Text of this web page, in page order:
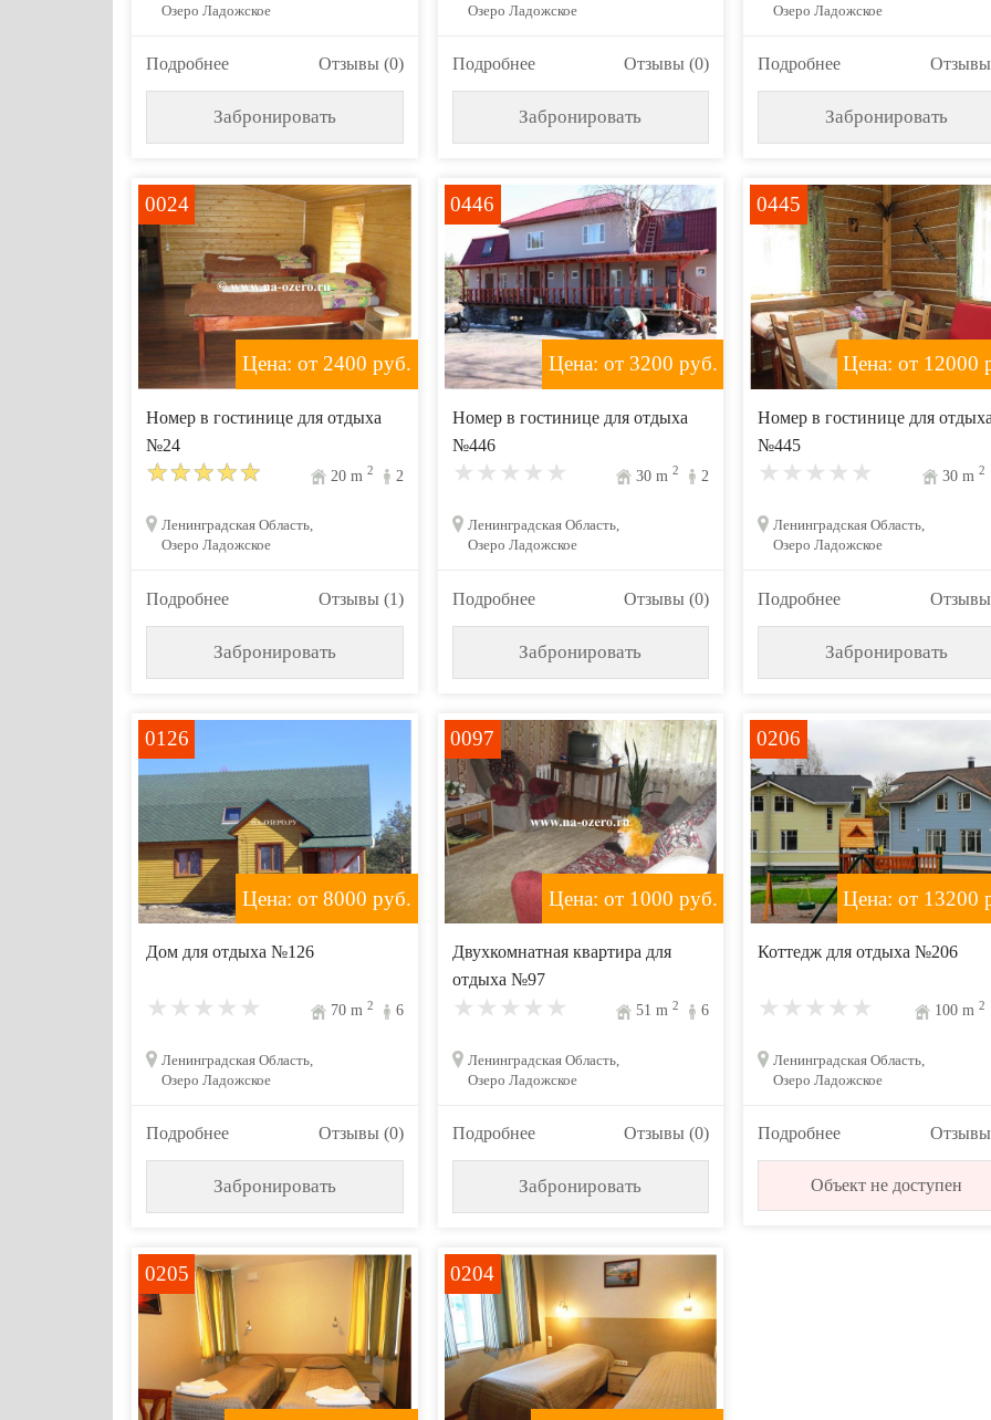
Озеро Ладожское
Подробнее Отзывы (0)
Забронировать
Озеро Ладожское
Подробнее Отзывы (0)
Забронировать
Озеро Ладожское
Подробнее
Забронировать
0024
Цена: от 2400 руб.
Номер в гостинице для отдыха
№24
20m 2 2
Ленинградская Область,
Озеро Ладожское
Подробнее Отзывы (1)
Забронировать
0446
Цена: от 3200 руб.
Номер в гостинице для отдыха
№446
30 m2 2
Ленинградская Область,
Озеро Ладожское
Подробнее Отзывы (0)
Забронировать
0445
Цена: от 12000
Номер в гостинице для
№445
30m 2
Ленинградская Область,
Озеро Ладожское
Подробнее
Забронировать
0126
Цена: от 8000 руб.
Дом для отдыха №126
70m 2 6
Ленинградская Область,
Озеро Ладожское
Подробнее Отзывы (0)
Забронировать
0097
Цена: от 1000 руб.
Двухкомнатная квартира для
отдыха №97
51 m2 6
Ленинградская Область,
Озеро Ладожское
Подробнее Отзывы (0)
Забронировать
0206
Цена: от 13200
Коттедж для отдыха №206
100m 2
Ленинградская Область,
Озеро Ладожское
Подробнее
Объект не доступен
0205 0204